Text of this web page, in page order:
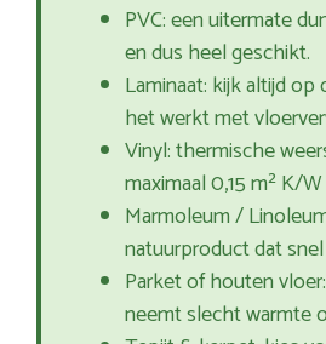
PVC: een uitermate
en dus heel geschikt.
Laminaat: kijk altijd
het werkt met
Vinyl: thermische
maximaal 0,15 m² K/
Marmoleum /
natuurproduct dat
Parket of houten
neemt slecht warmte